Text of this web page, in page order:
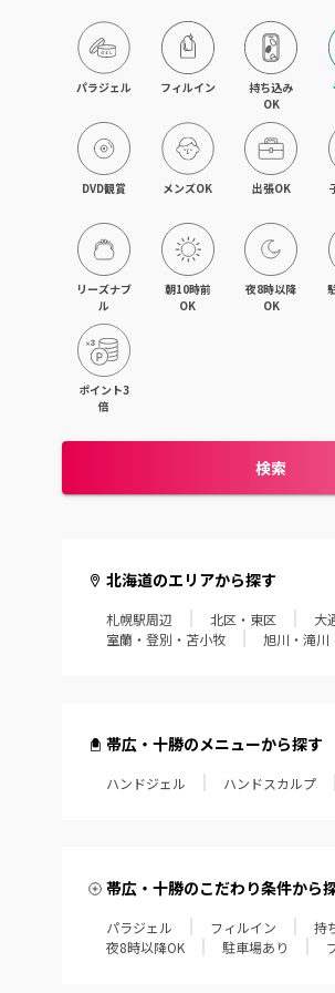
旭川・滝川
網走・北見
釧路・根室
帯広・十勝
北海道その他
パラジェル フィルイン
持ち込み
OK
DVD観賞 メンズOK 出張OK
リーズナブ
ル
朝10時前
OK
夜8時以降
OK
ポイント3
倍
検索
北海道のエリアから探す
札幌駅周辺 北区・東区 大
室蘭・登別・苫小牧
旭川・滝川
帯広・十勝のメニューから探す
ハンドジェル ハンドスカルプ
帯広・十勝のこだわり条件から
パラジェル フィルイン 持
夜8時以降OK
駐車場あり